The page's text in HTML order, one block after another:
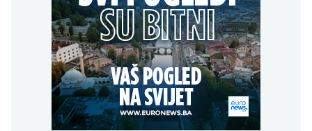
aktivan, gust dim
otežava gašenje iz zraka
AKTUELNO
Požar kod Konjica i dalje
aktivan, gust dim
otežava gašenje iz zraka
Grčka dronovima
kontrolisala više od 300
plaža zbog nelegalnog
zauzimanja obale
Španija postavila
ultimatum Italiji da ukine
granične kontrole
FOKUS
Amerikanci
upozoravaju: Putin bi
djece moraju platiti 942
miliona dolara
KULTURA
Rat i pijesak prijete
drevnim piramidama
Meroe u Sudanu